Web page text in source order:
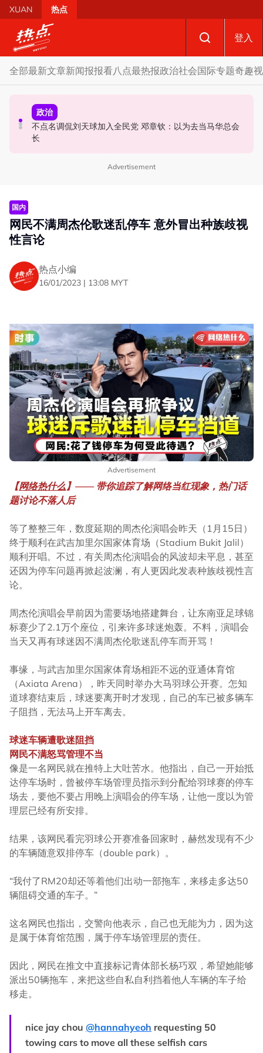
Skip to main content
XUAN 热点
登入
全部最新文章新闻报报看八点最热报政治社会国际专题奇趣
政治
马六甲州选 | 开放看待甲州选合作模式 国盟: 协商互换议席
没问题
社会
国歌响起华人庙宇千人齐肃立 网友动容：这才是真正的马
来西亚
政治
不点名调侃刘天球加入全民党 邓章钦：以为去当马华总会
长
Advertisement
国内
网民不满周杰伦歌迷乱停车 意外冒出种族歧视
性言论
热点小编
16/01/2023 | 13:08 MYT
Advertisement
【网络热什么】—— 带你追踪了解网络当红现象，热门话
题讨论不落人后
等了整整三年，数度延期的周杰伦演唱会昨天（1月15日）
终于顺利在武吉加里尔国家体育场（Stadium Bukit Jalil）
顺利开唱。不过，有关周杰伦演唱会的风波却未平息，甚至
还因为停车问题再掀起波澜，有人更因此发表种族歧视性言
论。
周杰伦演唱会早前因为需要场地搭建舞台，让东南亚足球锦
标赛少了2.1万个座位，引来许多球迷炮轰。不料，演唱会
当天又再有球迷因不满周杰伦歌迷乱停车而开骂！
事缘，与武吉加里尔国家体育场相距不远的亚通体育馆
（Axiata Arena），昨天同时举办大马羽球公开赛。怎知
道球赛结束后，球迷要离开时才发现，自己的车已被多辆车
子阻挡，无法马上开车离去。
球迷车辆遭歌迷阻挡
网民不满怒骂管理不当
像是一名网民就在推特上大吐苦水。他指出，自己一开始抵
达停车场时，曾被停车场管理员指示到分配给羽球赛的停车
场去，要他不要占用晚上演唱会的停车场，让他一度以为管
理层已经有所安排。
结果，该网民看完羽球公开赛准备回家时，赫然发现有不少
的车辆随意双排停车（double park）。
“我付了RM20却还等着他们出动一部拖车，来移走多达50
辆阻碍交通的车子。”
这名网民也指出，交警向他表示，自己也无能为力，因为这
是属于体育馆范围，属于停车场管理层的责任。
因此，网民在推文中直接标记青体部长杨巧双，希望她能够
派出50辆拖车，来把这些自私自利挡着他人车辆的车子给
移走。
nice jay chou @hannahyeoh requesting 50
towing cars to move all these selfish cars